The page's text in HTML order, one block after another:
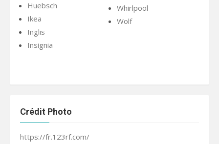
Huebsch
Ikea
Inglis
Insignia
Whirlpool
Wolf
Crédit Photo
https://fr.123rf.com/